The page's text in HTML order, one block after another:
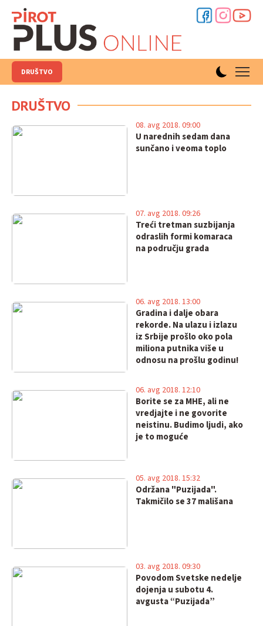
DRUŠTVO
DRUŠTVO
U narednih sedam dana
sunčano i veoma toplo
08. avg 2018. 09:00
Treći tretman suzbijanja
odraslih formi komaraca
na području grada
07. avg 2018. 09:26
Gradina i dalje obara
rekorde. Na ulazu i izlazu
iz Srbije prošlo oko pola
miliona putnika više u
odnosu na prošlu godinu!
06. avg 2018. 13:00
Borite se za MHE, ali ne
vredjajte i ne govorite
neistinu. Budimo ljudi, ako
je to moguće
06. avg 2018. 12:10
Održana "Puzijada".
Takmičilo se 37 mališana
05. avg 2018. 15:32
Povodom Svetske nedelje
dojenja u subotu 4.
avgusta “Puzijada”
03. avg 2018. 09:30